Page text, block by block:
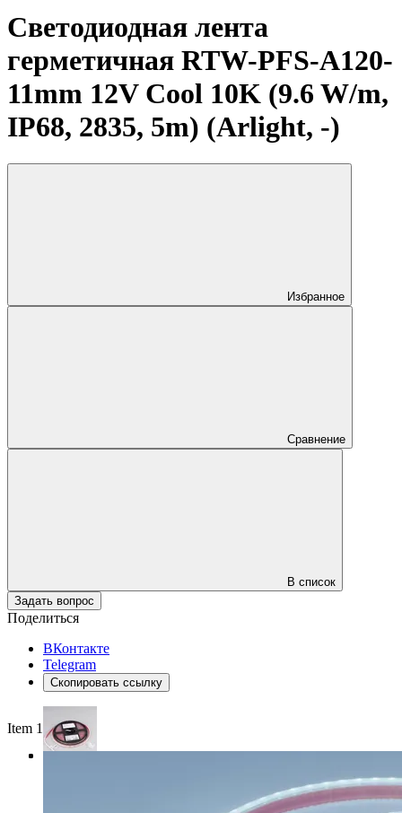
Светодиодная лента
герметичная RTW-PFS-A120-
11mm 12V Cool 10K (9.6 W/m,
IP68, 2835, 5m) (Arlight, -)
Избранное
Сравнение
В список
Задать вопрос
Поделиться
ВКонтакте
Telegram
Скопировать ссылку
Item 1 of 3